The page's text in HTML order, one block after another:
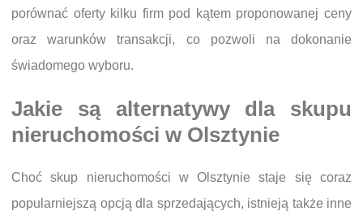
porównać oferty kilku firm pod kątem proponowanej ceny
oraz warunków transakcji, co pozwoli na dokonanie
świadomego wyboru.
Jakie są alternatywy dla skupu
nieruchomości w Olsztynie
Choć skup nieruchomości w Olsztynie staje się coraz
popularniejszą opcją dla sprzedających, istnieją także inne